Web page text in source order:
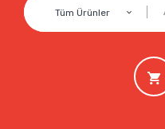
Tüm Ürünler